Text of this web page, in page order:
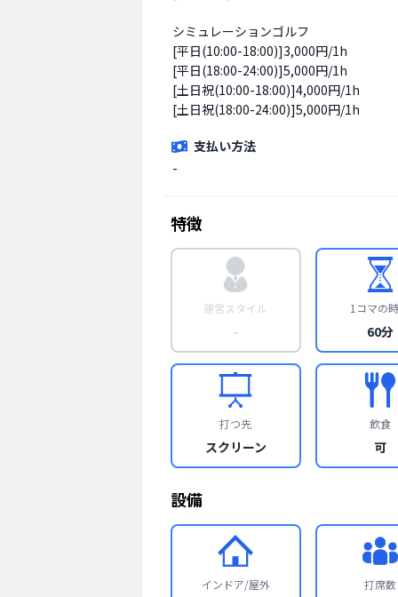
シミュレーションゴルフ
[平日(10:00-18:00)]3,000円/1h
[平日(18:00-24:00)]5,000円/1h
[土日祝(10:00-18:00)]4,000円/1h
[土日祝(18:00-24:00)]5,000円/1h
支払い方法
-
特徴
運営スタイル
-
1コマの
60分
打つ先
スクリーン
飲食
可
設備
インドア/屋外 打席数